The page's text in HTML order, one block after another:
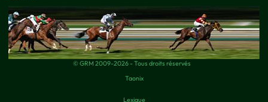
© GRM 2009-2026 - Tous droits réservés
Taonix
Lexique